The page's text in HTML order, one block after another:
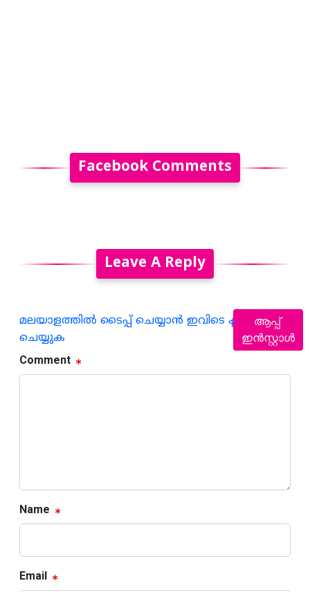
Facebook Comments
Leave A Reply
മലയാളത്തില്‍ ടൈപ്പ് ചെയ്യാന്‍ ഇവിടെ ക്ലിക്ക്
ചെയ്യുക
Comment
Name
Email
ആപ്പ്
ഇൻസ്റ്റാൾ